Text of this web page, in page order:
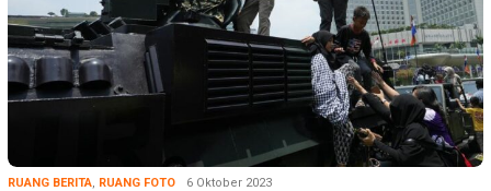
RUANG BERITA, RUANG FOTO 6 Oktober 2023